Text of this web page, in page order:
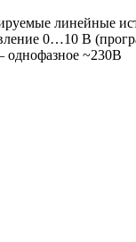
линейные
0…10 В
однофазное ~230В